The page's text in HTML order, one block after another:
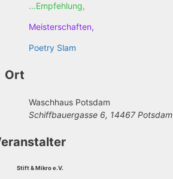
...Empfehlung,
Meisterschaften,
Poetry Slam
Ort
Waschhaus Potsdam
Schiffbauergasse 6, 14467 Potsdam
Stift & Mikro e.V.